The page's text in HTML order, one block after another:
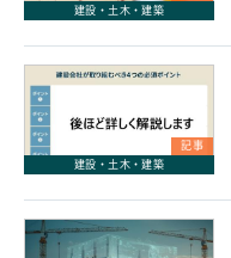
建設・土木・建築
記事
建設・土木・建築